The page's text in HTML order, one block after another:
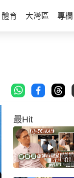
體育 大灣區 專欄
最Hit